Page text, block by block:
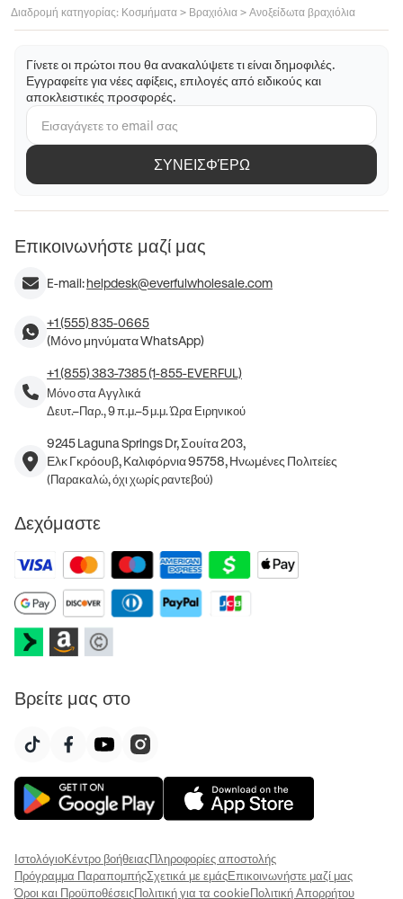
Διαδρομή κατηγορίας: Κοσμήματα > Βραχιόλια > Ανοξείδωτα βραχιόλια
Γίνετε οι πρώτοι που θα ανακαλύψετε τι είναι δημοφιλές.
Εγγραφείτε για νέες αφίξεις, επιλογές από ειδικούς και
αποκλειστικές προσφορές.
ΣΥΝΕΙΣΦΈΡΩ
Επικοινωνήστε μαζί μας
E-mail:helpdesk@everfulwholesale.com
+1 (555) 835-0665
(Μόνο μηνύματα WhatsApp)
+1 (855) 383-7385 (1-855-EVERFUL)
Μόνο στα Αγγλικά
Δευτ.–Παρ., 9 π.μ.–5 μ.μ. Ώρα Ειρηνικού
9245 Laguna Springs Dr, Σουίτα 203,
Ελκ Γκρόουβ, Καλιφόρνια 95758, Ηνωμένες Πολιτείες
(Παρακαλώ, όχι χωρίς ραντεβού)
Δεχόμαστε
Βρείτε μας στο
ΙστολόγιοΚέντρο βοήθειαςΠληροφορίες αποστολής
Πρόγραμμα ΠαραπομπήςΣχετικά με εμάςΕπικοινωνήστε μαζί μας
Όροι και ΠροϋποθέσειςΠολιτική για τα cookieΠολιτική Απορρήτου